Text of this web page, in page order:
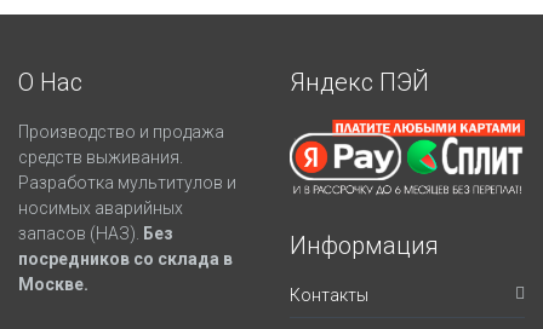
О Нас
Производство и продажа
средств выживания.
Разработка мультитулов и
носимых аварийных
запасов (НАЗ).
Без
посредников со склада в
Москве.
Яндекс ПЭЙ
Информация
Контакты